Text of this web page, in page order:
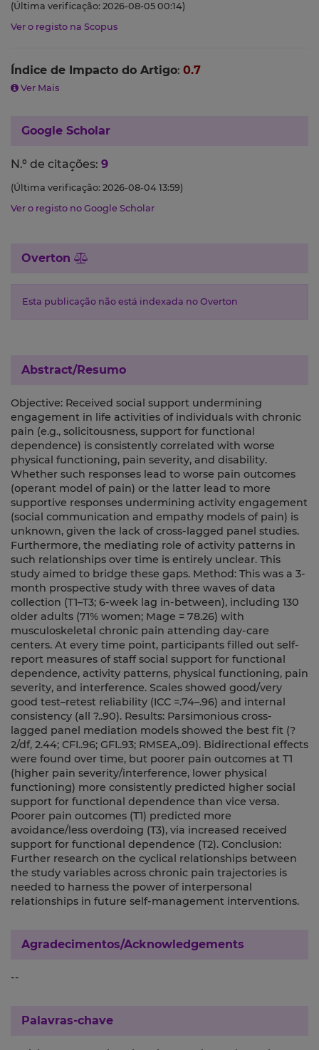
(Última verificação: 2026-08-05 00:14)
Ver o registo na Scopus
Índice de Impacto do Artigo: 0.7
Ver Mais
Google Scholar
N.º de citações: 9
(Última verificação: 2026-08-04 13:59)
Ver o registo no Google Scholar
Overton
Esta publicação não está indexada no Overton
Abstract/Resumo
Objective: Received social support undermining
engagement in life activities of individuals with chronic
pain (e.g., solicitousness, support for functional
dependence) is consistently correlated with worse
physical functioning, pain severity, and disability.
Whether such responses lead to worse pain outcomes
(operant model of pain) or the latter lead to more
supportive responses undermining activity engagement
(social communication and empathy models of pain) is
unknown, given the lack of cross-lagged panel studies.
Furthermore, the mediating role of activity patterns in
such relationships over time is entirely unclear. This
study aimed to bridge these gaps. Method: This was a 3-
month prospective study with three waves of data
collection (T1–T3; 6-week lag in-between), including 130
older adults (71% women; Mage = 78.26) with
musculoskeletal chronic pain attending day-care
centers. At every time point, participants filled out self-
report measures of staff social support for functional
dependence, activity patterns, physical functioning, pain
severity, and interference. Scales showed good/very
good test–retest reliability (ICC =.74–.96) and internal
consistency (all ?..90). Results: Parsimonious cross-
lagged panel mediation models showed the best fit (?
2/df, 2.44; CFI..96; GFI..93; RMSEA,.09). Bidirectional effects
were found over time, but poorer pain outcomes at T1
(higher pain severity/interference, lower physical
functioning) more consistently predicted higher social
support for functional dependence than vice versa.
Poorer pain outcomes (T1) predicted more
avoidance/less overdoing (T3), via increased received
support for functional dependence (T2). Conclusion:
Further research on the cyclical relationships between
the study variables across chronic pain trajectories is
needed to harness the power of interpersonal
relationships in future self-management interventions.
Agradecimentos/Acknowledgements
--
Palavras-chave